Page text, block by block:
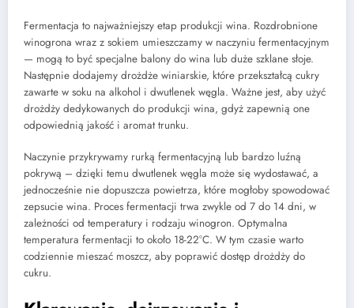
Fermentacja to najważniejszy etap produkcji wina. Rozdrobnione
winogrona wraz z sokiem umieszczamy w naczyniu fermentacyjnym
— mogą to być specjalne balony do wina lub duże szklane słoje.
Następnie dodajemy drożdże winiarskie, które przekształcą cukry
zawarte w soku na alkohol i dwutlenek węgla. Ważne jest, aby użyć
drożdży dedykowanych do produkcji wina, gdyż zapewnią one
odpowiednią jakość i aromat trunku.
Naczynie przykrywamy rurką fermentacyjną lub bardzo luźną
pokrywą – dzięki temu dwutlenek węgla może się wydostawać, a
jednocześnie nie dopuszcza powietrza, które mogłoby spowodować
zepsucie wina. Proces fermentacji trwa zwykle od 7 do 14 dni, w
zależności od temperatury i rodzaju winogron. Optymalna
temperatura fermentacji to około 18-22°C. W tym czasie warto
codziennie mieszać moszcz, aby poprawić dostęp drożdży do
cukru.